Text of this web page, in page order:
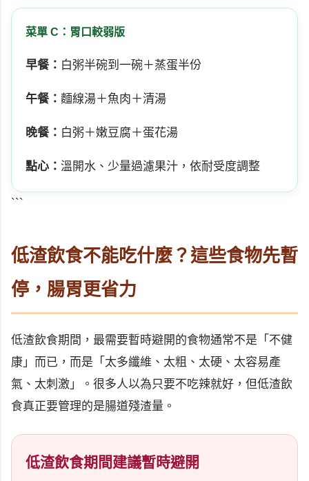
菜單 C：胃口較弱版
早餐： 白粥半碗到一碗＋蒸蛋半份
午餐： 麵線湯＋魚肉＋清湯
晚餐： 白粥＋嫩豆腐＋蛋花湯
點心： 溫開水、少量過濾果汁，依耐受度調整
```
低渣飲食不能吃什麼？這些食物先暫
停，腸胃更省力
低渣飲食期間，最需要暫時避開的食物通常不是「不健
康」而已，而是「太多纖維、太粗、太硬、太容易產
氣、太刺激」。很多人以為只要不吃辣就好，但低渣飲
食真正要管理的是腸道殘渣量。
低渣飲食期間建議暫時避開